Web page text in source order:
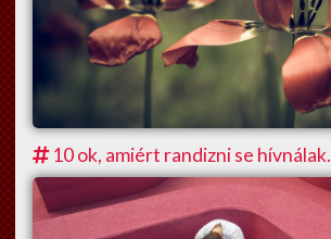
10 ok, amiért randizni se hívnálak.